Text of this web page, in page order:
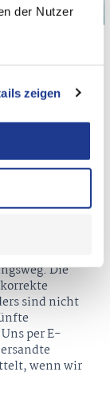
der Nutzer
zeigen
einer
und
Dies
Die
sind nicht
per E-
wenn wir